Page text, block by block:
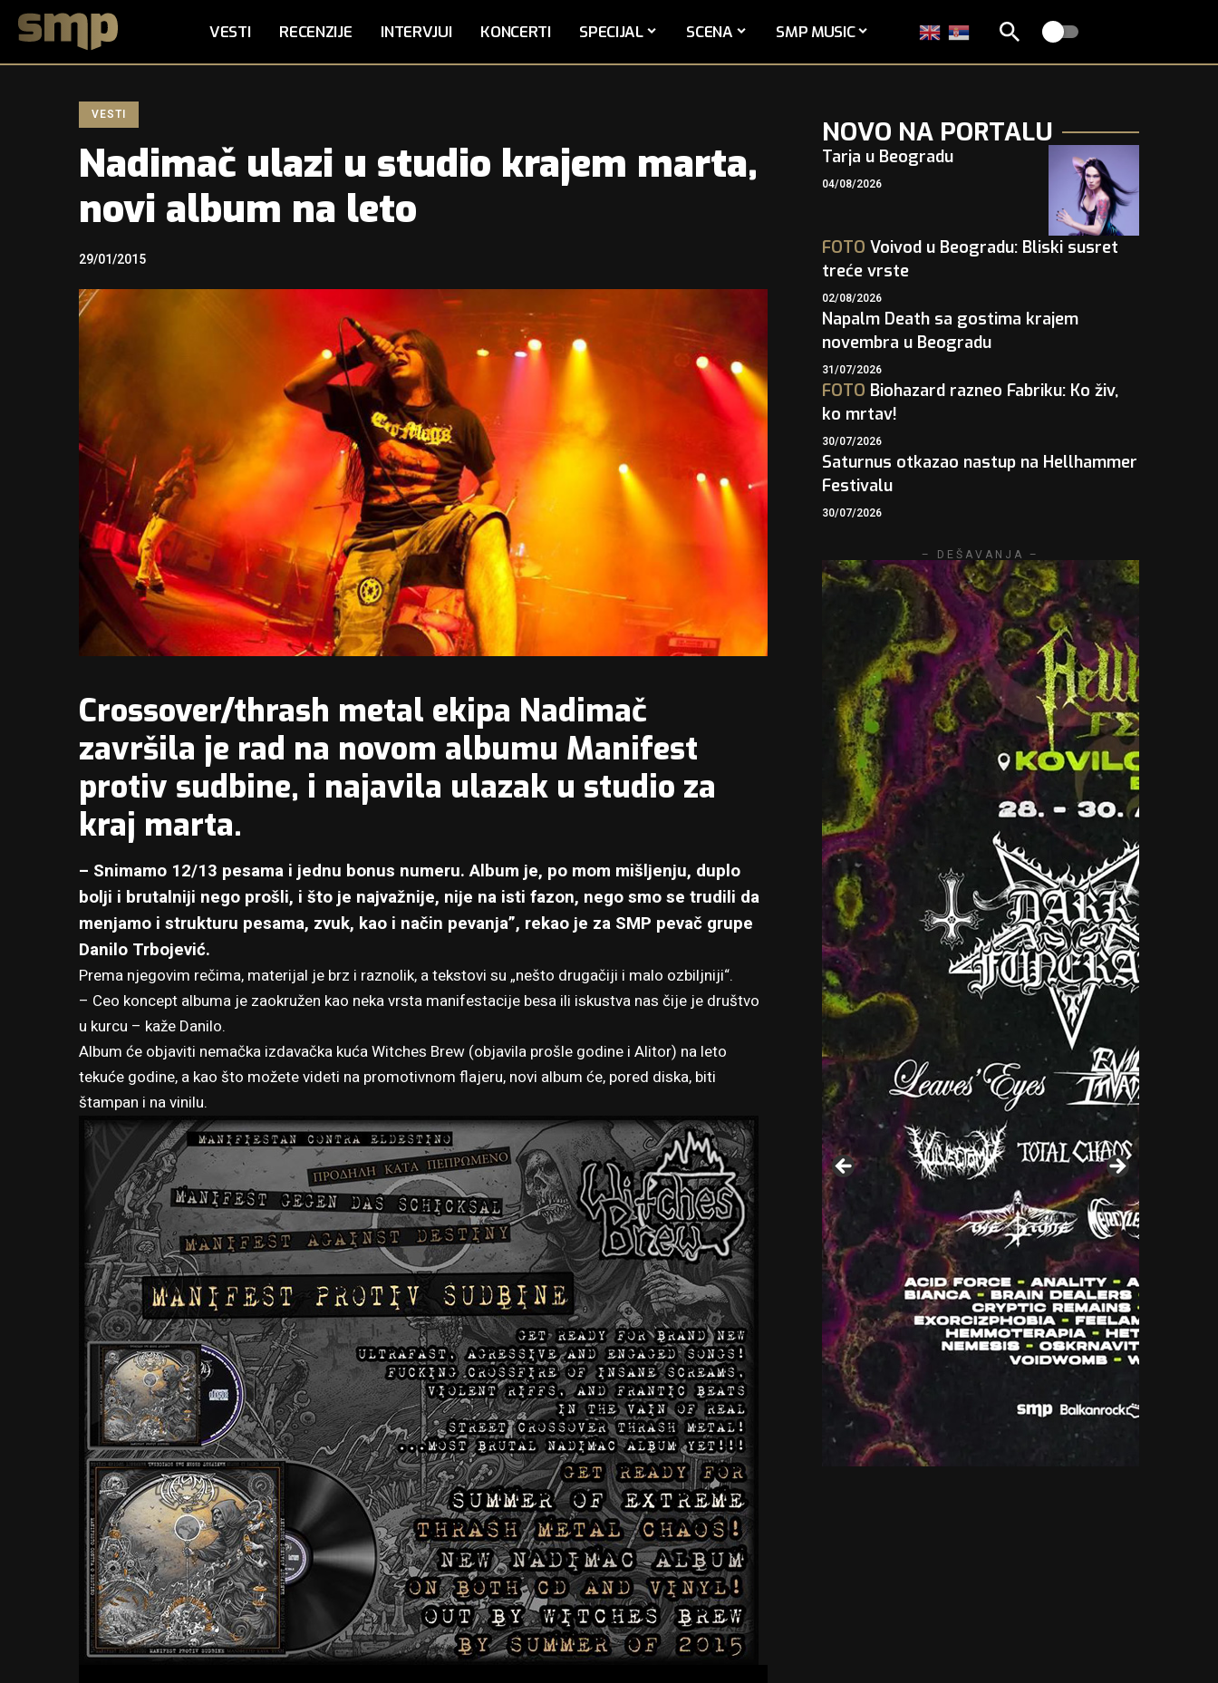
VESTI RECENZIJE INTERVJUI KONCERTI SPECIJAL SCENA SMP MUSIC
VESTI
Nadimač ulazi u studio krajem marta,
novi album na leto
29/01/2015
Crossover/thrash metal ekipa Nadimač
završila je rad na novom albumu Manifest
protiv sudbine, i najavila ulazak u studio za
kraj marta.
– Snimamo 12/13 pesama i jednu bonus numeru. Album je, po mom mišljenju, duplo
bolji i brutalniji nego prošli, i što je najvažnije, nije na isti fazon, nego smo se trudili da
menjamo i strukturu pesama, zvuk, kao i način pevanja”, rekao je za SMP pevač grupe
Danilo Trbojević.
Prema njegovim rečima, materijal je brz i raznolik, a tekstovi su „nešto drugačiji i malo ozbiljniji“.
– Ceo koncept albuma je zaokružen kao neka vrsta manifestacije besa ili iskustva nas čije je društvo
u kurcu – kaže Danilo.
Album će objaviti nemačka izdavačka kuća Witches Brew (objavila prošle godine i Alitor) na leto
tekuće godine, a kao što možete videti na promotivnom flajeru, novi album će, pored diska, biti
štampan i na vinilu.
NOVO NA PORTALU
Tarja u Beogradu
04/08/2026
FOTO Voivod u Beogradu: Bliski susret
treće vrste
02/08/2026
Napalm Death sa gostima krajem
novembra u Beogradu
31/07/2026
FOTO Biohazard razneo Fabriku: Ko živ,
ko mrtav!
30/07/2026
Saturnus otkazao nastup na Hellhammer
Festivalu
30/07/2026
– DEŠAVANJA –